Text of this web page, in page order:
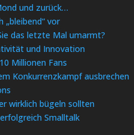
und zurück…
„bleibend“ vor
das letzte Mal umarmt?
und Innovation
Millionen Fans
Konkurrenzkampf ausbrechen
wirklich bügeln sollten
Smalltalk